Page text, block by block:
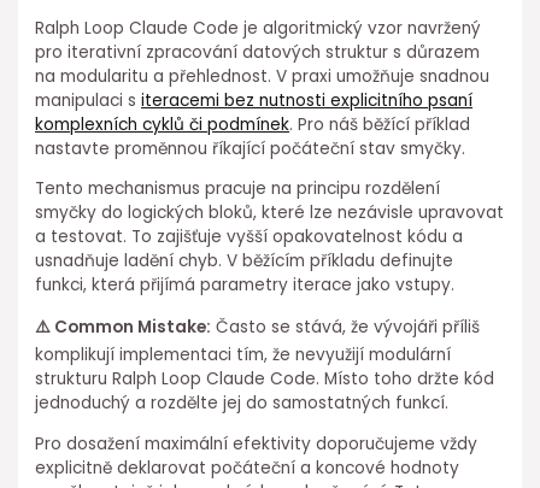
Ralph ⁢Loop Claude Code je⁤ algoritmický vzor navržený⁣
pro iterativní zpracování datových struktur s důrazem
na modularitu a přehlednost. V praxi umožňuje ⁣snadnou
manipulaci siteracemi bez nutnosti explicitního psaní
komplexních cyklů či podmínek. Pro náš běžící příklad
nastavte proměnnou říkající počáteční stav smyčky.
Tento mechanismus pracuje⁣ na principu ⁢rozdělení
smyčky do logických bloků, které lze nezávisle upravovat
a testovat. To zajišťuje vyšší⁢ opakovatelnost kódu a
usnadňuje ladění chyb. V⁢ běžícím příkladu definujte
funkci, která přijímá parametry⁤ iterace⁣ jako vstupy.
⚠️ Common Mistake: ⁣Často se⁣ stává, že vývojáři příliš
komplikují implementaci tím, že nevyužijí ⁣modulární
strukturu Ralph Loop Claude Code. Místo toho držte kód
jednoduchý a rozdělte jej do samostatných ⁢funkcí.
Pro dosažení maximální efektivity doporučujeme vždy
explicitně deklarovat počáteční a koncové hodnoty